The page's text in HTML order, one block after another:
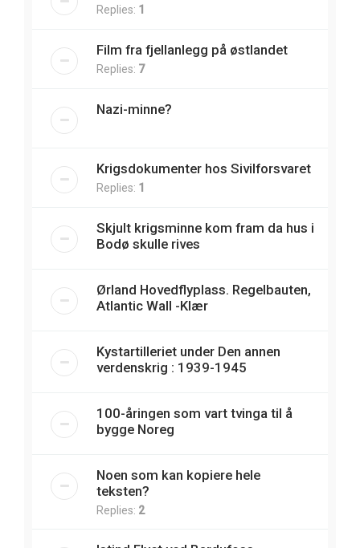
Replies: 1
Film fra fjellanlegg på østlandet
Replies: 7
Nazi-minne?
Krigsdokumenter hos Sivilforsvaret
Replies: 1
Skjult krigsminne kom fram da hus i
Bodø skulle rives
Ørland Hovedflyplass. Regelbauten,
Atlantic Wall -Klær
Kystartilleriet under Den annen
verdenskrig : 1939-1945
100-åringen som vart tvinga til å
bygge Noreg
Noen som kan kopiere hele
teksten?
Replies: 2